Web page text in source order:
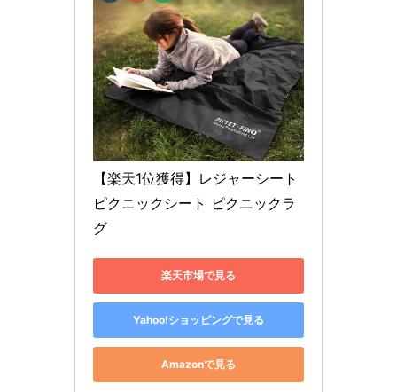
【楽天1位獲得】レジャーシート
ピクニックシート ピクニックラ
グ
楽天市場で見る
Yahoo!ショッピングで見る
Amazonで見る